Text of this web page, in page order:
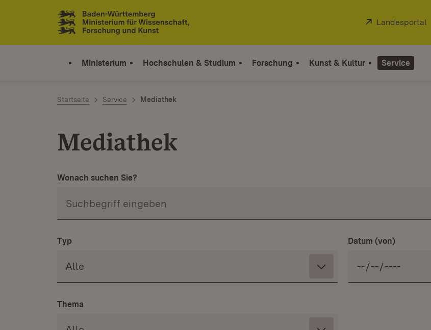
Zum Inhalt springen
Link zur Startseite
Extern:
Landesportal
Ministerium Hochschulen & Studium Forschung Kunst & Kultur Service
Startseite Service Mediathek
Mediathek
Wonach suchen Sie?
Typ Datum (von)
Thema